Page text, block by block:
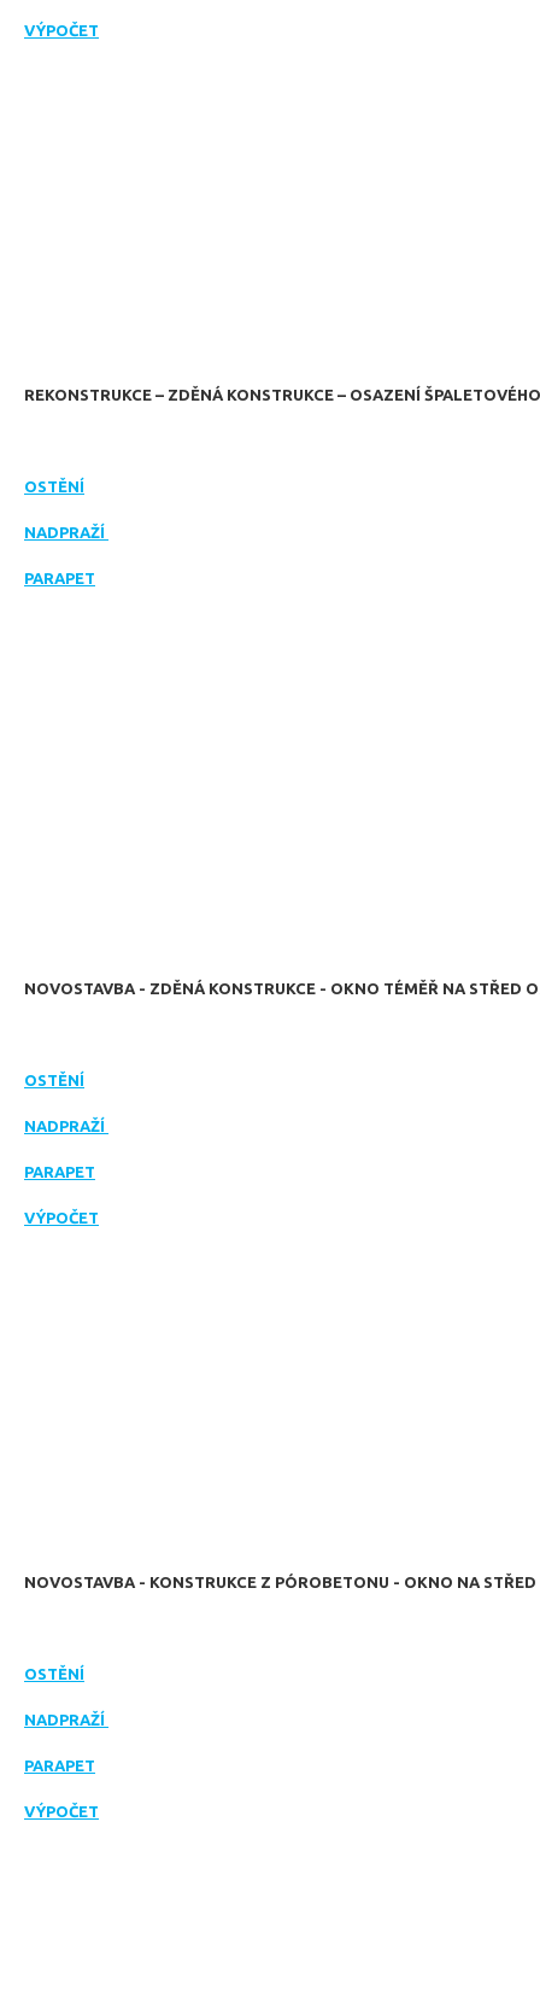
VÝPOČET
REKONSTRUKCE – ZDĚNÁ KONSTRUKCE – OSAZENÍ
OSTĚNÍ
NADPRAŽÍ
PARAPET
NOVOSTAVBA - ZDĚNÁ KONSTRUKCE - OKNO TÉMĚŘ NA STŘED
OSTĚNÍ
NADPRAŽÍ
PARAPET
VÝPOČET
NOVOSTAVBA - KONSTRUKCE Z PÓROBETONU - OKNO NA
OSTĚNÍ
NADPRAŽÍ
PARAPET
VÝPOČET